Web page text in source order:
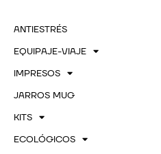
ANTIESTRÉS
EQUIPAJE-VIAJE
IMPRESOS
JARROS MUG
KITS
ECOLÓGICOS